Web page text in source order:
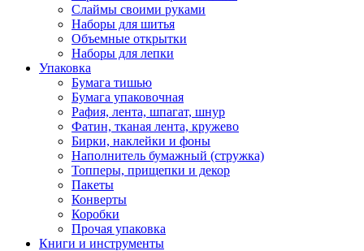
Слаймы своими руками
Наборы для шитья
Объемные открытки
Наборы для лепки
Упаковка
Бумага тишью
Бумага упаковочная
Рафия, лента, шпагат, шнур
Фатин, тканая лента, кружево
Бирки, наклейки и фоны
Наполнитель бумажный (стружка)
Топперы, прищепки и декор
Пакеты
Конверты
Коробки
Прочая упаковка
Книги и инструменты